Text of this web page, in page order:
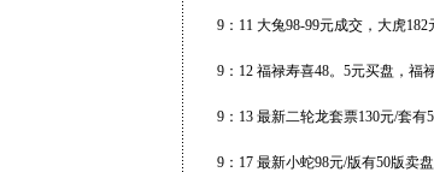
9：11 大兔98-99元成交，大虎182
9：12 福禄寿喜48。5元买盘，福
9：13 最新二轮龙套票130元/套有
9：17 最新小蛇98元/版有50版卖盘